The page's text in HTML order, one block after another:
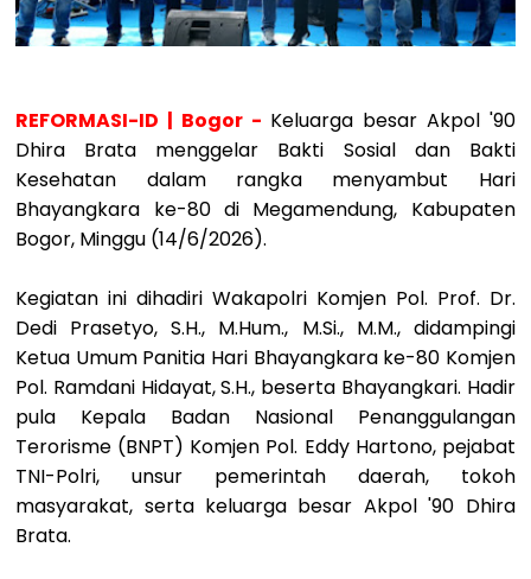
REFORMASI-ID | Bogor - Keluarga besar Akpol '90
Dhira Brata menggelar Bakti Sosial dan Bakti
Kesehatan dalam rangka menyambut Hari
Bhayangkara ke-80 di Megamendung, Kabupaten
Bogor, Minggu (14/6/2026).
Kegiatan ini dihadiri Wakapolri Komjen Pol. Prof. Dr.
Dedi Prasetyo, S.H., M.Hum., M.Si., M.M., didampingi
Ketua Umum Panitia Hari Bhayangkara ke-80 Komjen
Pol. Ramdani Hidayat, S.H., beserta Bhayangkari. Hadir
pula Kepala Badan Nasional Penanggulangan
Terorisme (BNPT) Komjen Pol. Eddy Hartono, pejabat
TNI-Polri, unsur pemerintah daerah, tokoh
masyarakat, serta keluarga besar Akpol '90 Dhira
Brata.